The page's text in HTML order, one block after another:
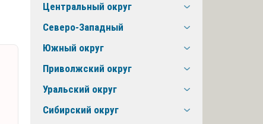
Центральный округ
Северо-Западный
Южный округ
Приволжский округ
Уральский округ
Сибирский округ